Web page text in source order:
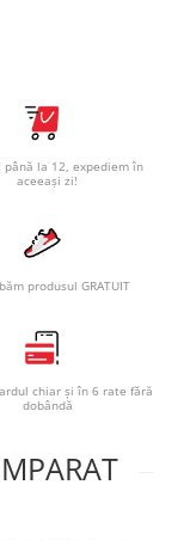
până la 12, expediem în
aceeași zi!
produsul GRATUIT
chiar și în 6 rate fără
dobândă